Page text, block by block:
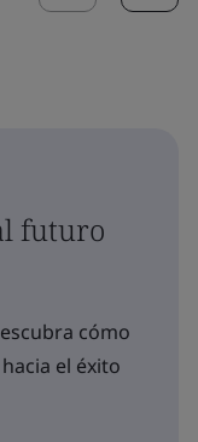
futuro
cómo
el éxito